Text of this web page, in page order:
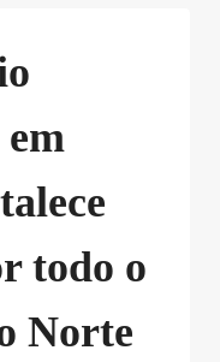
todo o
Norte